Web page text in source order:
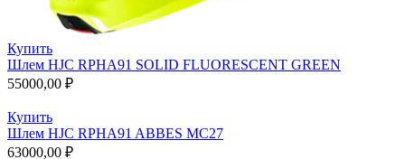
Купить
Шлем HJC RPHA91 SOLID FLUORESCENT GREEN
55000,00 ₽
Купить
Шлем HJC RPHA91 ABBES MC27
63000,00 ₽